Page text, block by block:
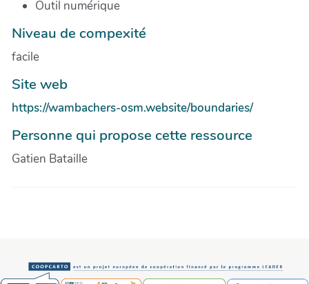
Outil numérique
Niveau de compexité
facile
Site web
https://wambachers-osm.website/boundaries/
Personne qui propose cette ressource
Gatien Bataille